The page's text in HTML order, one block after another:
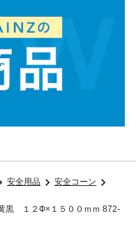
安全用品
安全コーン
黒 １２Ф×１５００ｍｍ 872-